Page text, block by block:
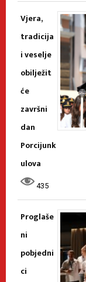
Vjera,
tradicija
i veselje
obilježit
će
završni
dan
Porcijunk
ulova
435
Proglaše
ni
pobjedni
ci